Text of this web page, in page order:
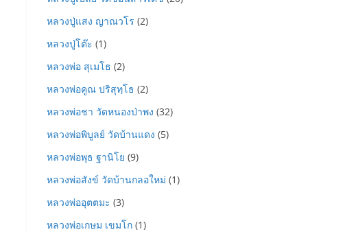
หลวงปู่แสง ญาณวโร (2)
หลวงปู่โต๊ะ (1)
หลวงพ่อ สุเมโธ (2)
หลวงพ่อคูณ ปริสุทฺโธ (2)
หลวงพ่อชา วัดหนองป่าพง (32)
หลวงพ่อพิบูลย์ วัดบ้านแดง (5)
หลวงพ่อพุธ ฐานิโย (9)
หลวงพ่อสังข์ วัดบ้านกลอใหม่ (1)
หลวงพ่ออุตตมะ (3)
หลวงพ่อเกษม เขมโก (1)